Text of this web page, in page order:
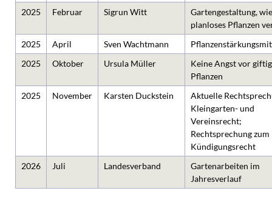
2025
Februar Sigrun Witt
Gartengestaltung,
planloses Pflanzen
2025
April Sven Wachtmann
2025
Oktober Ursula Müller
Keine Angst vor
Pflanzen
2025
November Karsten Duckstein
Aktuelle
Kleingarten- und
Vereinsrecht;
Rechtsprechung zum
Kündigungsrecht
2026
Juli Landesverband
Gartenarbeiten im
Jahresverlauf